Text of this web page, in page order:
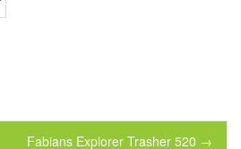
Fabians Explorer Trasher 520 →